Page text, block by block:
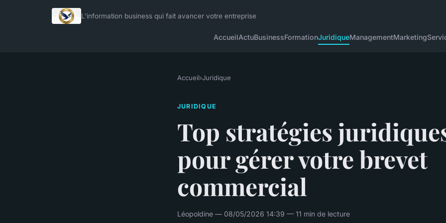
L'information business qui fait avancer votre entreprise
AccueilActuBusinessFormationJuridiqueManagementMarketing
Accueil›Juridique
JURIDIQUE
Top stratégies
pour gérer votre brevet
commercial
Léopoldine — 08/05/2026 14:39 — 11 min de lecture